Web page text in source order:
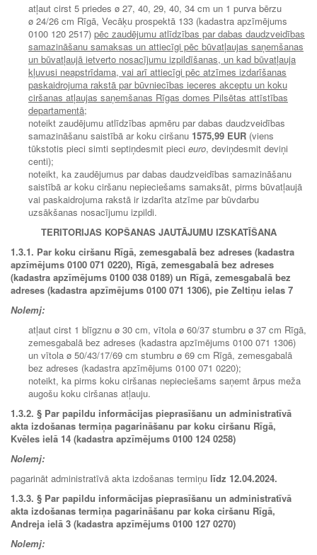
atļaut cirst 5 priedes ø 27, 40, 29, 40, 34 cm un 1 purva bērzu
ø 24/26 cm Rīgā, Vecāķu prospektā 133 (kadastra apzīmējums
0100 120 2517) pēc zaudējumu atlīdzības par dabas daudzveidības
samazināšanu samaksas un attiecīgi pēc būvatļaujas saņemšanas
un būvatļaujā ietverto nosacījumu izpildīšanas, un kad būvatļauja
kļuvusi neapstrīdama, vai arī attiecīgi pēc atzīmes izdarīšanas
paskaidrojuma rakstā par būvniecības ieceres akceptu un koku
ciršanas atļaujas saņemšanas Rīgas domes Pilsētas attīstības
departamentā;
noteikt zaudējumu atlīdzības apmēru par dabas daudzveidības
samazināšanu saistībā ar koku ciršanu 1575,99 EUR (viens
tūkstotis pieci simti septiņdesmit pieci euro, deviņdesmit deviņi
centi);
noteikt, ka zaudējumus par dabas daudzveidības samazināšanu
saistībā ar koku ciršanu nepieciešams samaksāt, pirms būvatļaujā
vai paskaidrojuma rakstā ir izdarīta atzīme par būvdarbu
uzsākšanas nosacījumu izpildi.
TERITORIJAS KOPŠANAS JAUTĀJUMU IZSKATĪŠANA
1.3.1. Par koku ciršanu Rīgā, zemesgabalā bez adreses (kadastra
apzīmējums 0100 071 0220), Rīgā, zemesgabalā bez adreses
(kadastra apzīmējums 0100 038 0189) un Rīgā, zemesgabalā bez
adreses (kadastra apzīmējums 0100 071 1306), pie Zeltiņu ielas 7
Nolemj:
atļaut cirst 1 blīgznu ø 30 cm, vītola ø 60/37 stumbru ø 37 cm Rīgā,
zemesgabalā bez adreses (kadastra apzīmējums 0100 071 1306)
un vītola ø 50/43/17/69 cm stumbru ø 69 cm Rīgā, zemesgabalā
bez adreses (kadastra apzīmējums 0100 071 0220);
noteikt, ka pirms koku ciršanas nepieciešams saņemt ārpus meža
augošu koku ciršanas atļauju.
1.3.2. § Par papildu informācijas pieprasīšanu un administratīvā
akta izdošanas termiņa pagarināšanu par koku ciršanu Rīgā,
Kvēles ielā 14 (kadastra apzīmējums 0100 124 0258)
Nolemj:
pagarināt administratīvā akta izdošanas termiņu līdz 12.04.2024.
1.3.3. § Par papildu informācijas pieprasīšanu un administratīvā
akta izdošanas termiņa pagarināšanu par koka ciršanu Rīgā,
Andreja ielā 3 (kadastra apzīmējums 0100 127 0270)
Nolemj: